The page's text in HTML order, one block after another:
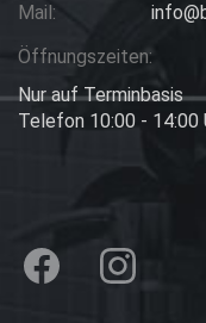
Mail:
Öffnungszeiten:
Nur auf Terminbasis
Telefon 10:00 - 14:00